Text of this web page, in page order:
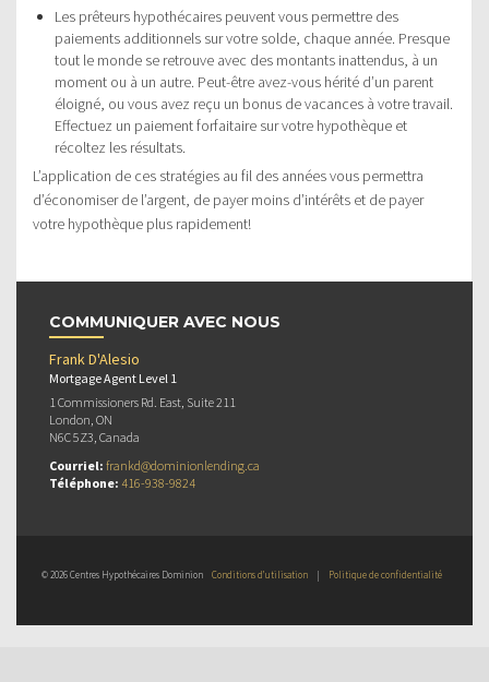
Les prêteurs hypothécaires peuvent vous permettre des
paiements additionnels sur votre solde, chaque année. Presque
tout le monde se retrouve avec des montants inattendus, à un
moment ou à un autre. Peut-être avez-vous hérité d’un parent
éloigné, ou vous avez reçu un bonus de vacances à votre travail.
Effectuez un paiement forfaitaire sur votre hypothèque et
récoltez les résultats.
L’application de ces stratégies au fil des années vous permettra
d’économiser de l’argent, de payer moins d’intérêts et de payer
votre hypothèque plus rapidement!
COMMUNIQUER AVEC NOUS
Frank D'Alesio
Mortgage Agent Level 1
1 Commissioners Rd. East, Suite 211
London, ON
N6C 5Z3, Canada
Courriel: frankd@dominionlending.ca
Téléphone: 416-938-9824
© 2026 Centres Hypothécaires Dominion Conditions d’utilisation | Politique de confidentialité